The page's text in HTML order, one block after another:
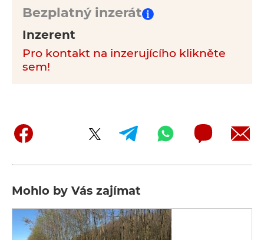
Bezplatný inzerát
Inzerent
Pro kontakt na inzerujícího klikněte
sem!
Mohlo by Vás zajímat